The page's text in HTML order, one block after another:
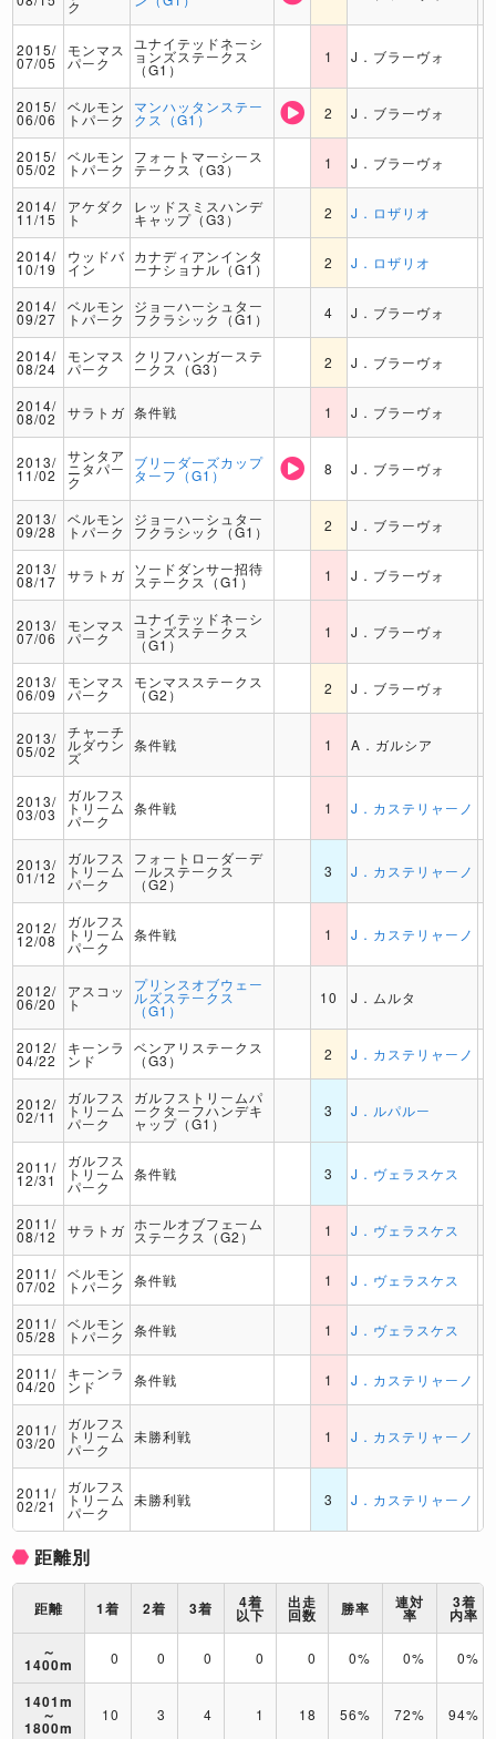
ク
2015/
07/05
モンマス
パーク
ユナイテッドネーシ
ョンズステークス
（G1）
1 J．ブラーヴォ
2015/
06/06
ベルモン
トパーク
マンハッタンステー
クス（G1） 2 J．ブラーヴォ
2015/
05/02
ベルモン
トパーク
フォートマーシース
テークス（G3） 1 J．ブラーヴォ
2014/
11/15
アケダク
ト
レッドスミスハンデ
キャップ（G3） 2 J．ロザリオ
2014/
10/19
ウッドバ
イン
カナディアンインタ
ーナショナル（G1） 2 J．ロザリオ
2014/
09/27
ベルモン
トパーク
ジョーハーシュター
フクラシック（G1） 4 J．ブラーヴォ
2014/
08/24
モンマス
パーク
クリフハンガーステ
ークス（G3） 2 J．ブラーヴォ
2014/
08/02 サラトガ 条件戦 1 J．ブラーヴォ
2013/
11/02
サンタア
ニタパー
ク
ブリーダーズカップ
ターフ（G1） 8 J．ブラーヴォ
2013/
09/28
ベルモン
トパーク
ジョーハーシュター
フクラシック（G1） 2 J．ブラーヴォ
2013/
08/17 サラトガ ソードダンサー招待
ステークス（G1） 1 J．ブラーヴォ
2013/
07/06
モンマス
パーク
ユナイテッドネーシ
ョンズステークス
（G1）
1 J．ブラーヴォ
2013/
06/09
モンマス
パーク
モンマスステークス
（G2） 2 J．ブラーヴォ
2013/
05/02
チャーチ
ルダウン
ズ
条件戦 1 A．ガルシア
2013/
03/03
ガルフス
トリーム
パーク
条件戦 1 J．カステリャーノ
2013/
01/12
ガルフス
トリーム
パーク
フォートローダーデ
ールステークス
（G2）
3 J．カステリャーノ
2012/
12/08
ガルフス
トリーム
パーク
条件戦 1 J．カステリャーノ
2012/
06/20
アスコッ
ト
プリンスオブウェー
ルズステークス
（G1）
10 J．ムルタ
2012/
04/22
キーンラ
ンド
ベンアリステークス
（G3） 2 J．カステリャーノ
2012/
02/11
ガルフス
トリーム
パーク
ガルフストリームパ
ークターフハンデキ
ャップ（G1）
3 J．ルパルー
2011/
12/31
ガルフス
トリーム
パーク
条件戦 3 J．ヴェラスケス
2011/
08/12 サラトガ ホールオブフェーム
ステークス（G2） 1 J．ヴェラスケス
2011/
07/02
ベルモン
トパーク 条件戦 1 J．ヴェラスケス
2011/
05/28
ベルモン
トパーク 条件戦 1 J．ヴェラスケス
2011/
04/20
キーンラ
ンド 条件戦 1 J．カステリャーノ
2011/
03/20
ガルフス
トリーム
パーク
未勝利戦 1 J．カステリャーノ
2011/
02/21
ガルフス
トリーム
パーク
未勝利戦 3 J．カステリャーノ
距離別
距離 1着 2着 3着 4着
以下
出走
回数 勝率 連対
率
3着
内率
～
1400m 0 0 0 0 0 0% 0% 0%
1401m
～
1800m
10 3 4 1 18 56% 72% 94%